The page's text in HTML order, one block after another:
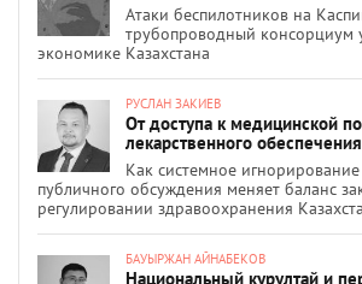
Атаки беспилотников на
трубопроводный консорциум
экономике Казахстана
РУСЛАН ЗАКИЕВ
От доступа к медицинской
лекарственного обеспечения
Как системное
публичного обсуждения меняет баланс
регулировании здравоохранения
БАУЫРЖАН АЙНАБЕКОВ
Национальный курултай и